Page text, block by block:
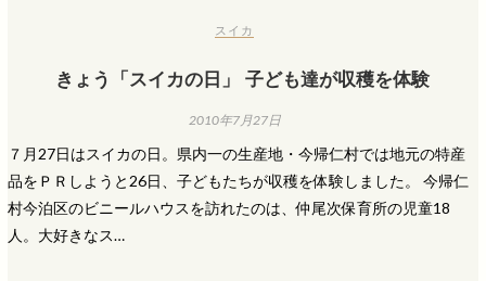
スイカ
きょう「スイカの日」 子ども達が収穫を体験
2010年7月27日
７月27日はスイカの日。県内一の生産地・今帰仁村では地元の特産
品をＰＲしようと26日、子どもたちが収穫を体験しました。 今帰仁
村今泊区のビニールハウスを訪れたのは、仲尾次保育所の児童18
人。大好きなス…